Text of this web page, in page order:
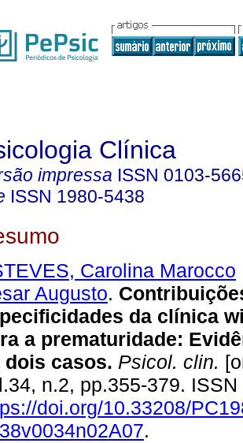
Clínica
impressa ISSN 0103-
ISSN 1980-5438
Carolina Marocco
Augusto.
da clínica
a prematuridade:
dois casos. Psicol. clin.
n.2, pp.355-379.
doi.org/10.33208/
.